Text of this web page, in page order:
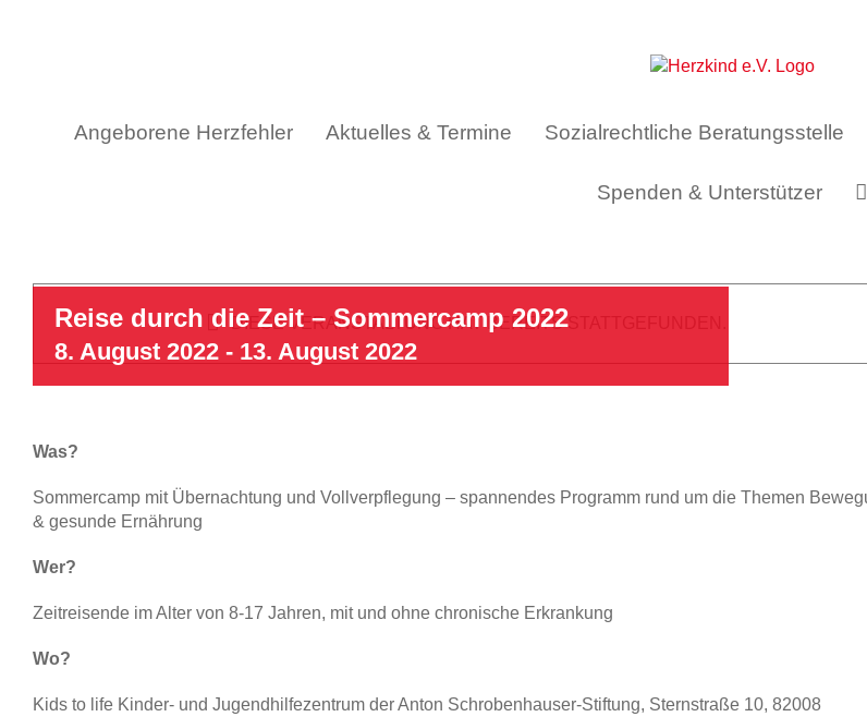
Angeborene Herzfehler Aktuelles & Termine Sozialrechtliche Beratungsstelle
Spenden & Unterstützer
DIESE VERANSTALTUNG HAT BEREITS STATTGEFUNDEN.
Reise durch die Zeit – Sommercamp 2022
8. August 2022 - 13. August 2022
Was?
Sommercamp mit Übernachtung und Vollverpflegung – spannendes Programm rund um die Themen
& gesunde Ernährung
Wer?
Zeitreisende im Alter von 8-17 Jahren, mit und ohne chronische Erkrankung
Wo?
Kids to life Kinder- und Jugendhilfezentrum der Anton Schrobenhauser-Stiftung, Sternstraße 10, 82008